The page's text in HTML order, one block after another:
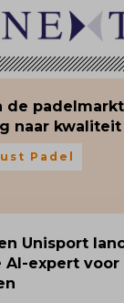
de
naar kwaliteit
Padel
Unisport
AI-expert voor